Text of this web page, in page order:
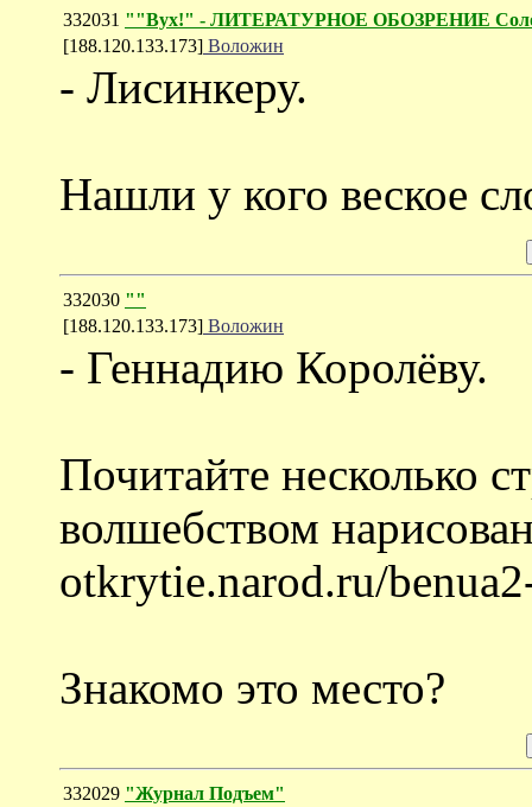
332031 ""Вух!" - ЛИТЕРАТУРНОЕ ОБОЗРЕНИЕ
[188.120.133.173] Воложин
- Лисинкеру.
Нашли у кого веское
332030 ""
[188.120.133.173] Воложин
- Геннадию Королёву.
Почитайте несколько
волшебством
otkrytie.narod.ru/
Знакомо это место?
332029 "Журнал Подъем"